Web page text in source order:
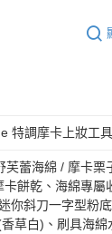
特調摩卡上妝工
芙蕾海綿 / 摩卡栗
卡餅乾、海綿專屬
你斜刀一字型粉
草白)、刷具海綿